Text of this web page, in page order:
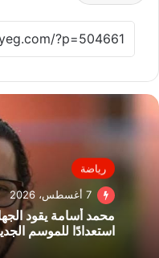
رياضة
7 أغسطس، 2026
محمد أسامة يقود
استعدادًا للموسم